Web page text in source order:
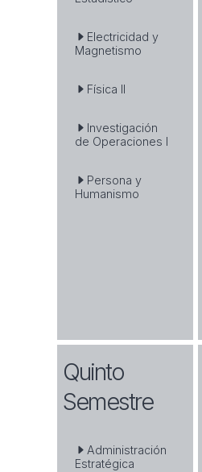
Electricidad y
Magnetismo
Física II
Investigación
de Operaciones I
Persona y
Humanismo
Quinto
Semestre
Administración
Estratégica